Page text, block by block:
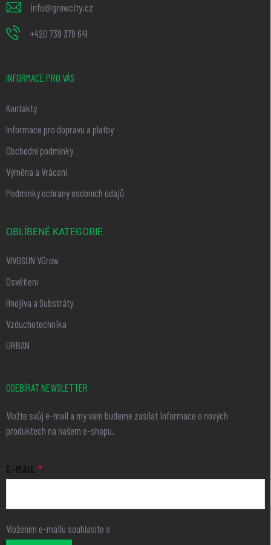
info@growcity.cz
+420 739 378 641
INFORMACE PRO VÁS
Kontakty
Informace pro dopravu a platby
Obchodní podmínky
Výměna a Vrácení
Podmínky ochrany osobních údajů
OBLÍBENÉ KATEGORIE
VIVOSUN VGrow
Osvětlení
Hnojiva a Substráty
Vzduchotechnika
URBAN
ODEBÍRAT NEWSLETTER
Vložte svůj e-mail a my vám budeme zasílat informace o nových
produktech na našem e-shopu.
E-MAIL
Vložením e-mailu souhlasíte s